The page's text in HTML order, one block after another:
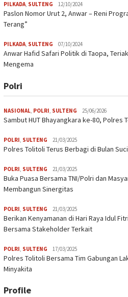
PILKADA, SULTENG 12/10/2024
Paslon Nomor Urut 2, Anwar – Reni
Terang”
PILKADA, SULTENG 07/10/2024
Anwar Hafid Safari Politik di Taopa,
Mengema
Polri
NASIONAL POLRI SULTENG 25/06/2026
Sambut HUT Bhayangkara ke-80, Polres
POLRI SULTENG 21/03/2025
Polres Tolitoli Terus Berbagi di Bulan
POLRI SULTENG 21/03/2025
Buka Puasa Bersama TNI/Polri dan
Membangun Sinergitas
POLRI SULTENG 21/03/2025
Berikan Kenyamanan di Hari Raya Idul
Bersama Stakeholder Terkait
POLRI SULTENG 17/03/2025
Polres Tolitoli Bersama Tim Gabungan
Minyakita
Profile